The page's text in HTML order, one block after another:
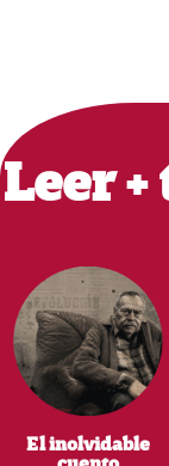
Primary
Sidebar
Leer
El inolvidable